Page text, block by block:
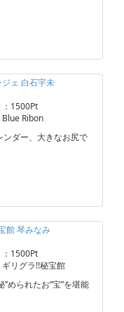
ェ 白石宇未
1500Pt
Ribon
ダー、大きなお尻で
館 琴みなみ
1500Pt
リグラ!!秘宝館
”められたお“宝”を堪能